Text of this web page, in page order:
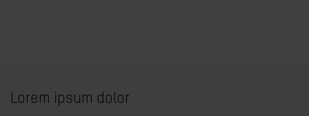
Lorem ipsum dolor